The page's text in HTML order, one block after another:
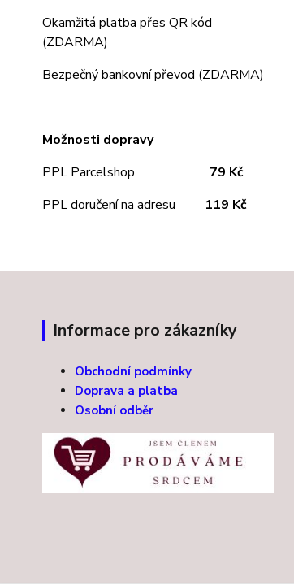
Okamžitá platba přes QR kód
(ZDARMA)
Bezpečný bankovní převod (ZDARMA)
Možnosti dopravy
PPL Parcelshop
79 Kč
PPL doručení na adresu 119 Kč
Informace pro zákazníky
Obchodní podmínky
Doprava a platba
Osobní odběr